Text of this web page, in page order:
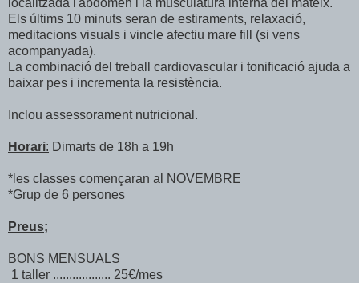
localitzada l'abdomen i la musculatura interna del mateix.
Els últims 10 minuts seran de estiraments, relaxació,
meditacions visuals i vincle afectiu mare fill (si vens
acompanyada).
La combinació del treball cardiovascular i tonificació ajuda a
baixar pes i incrementa la resistència.
Inclou assessorament nutricional.
Horari: Dimarts de 18h a 19h
*les classes començaran al NOVEMBRE
*Grup de 6 persones
Preus;
BONS MENSUALS
1 taller .................. 25€/mes